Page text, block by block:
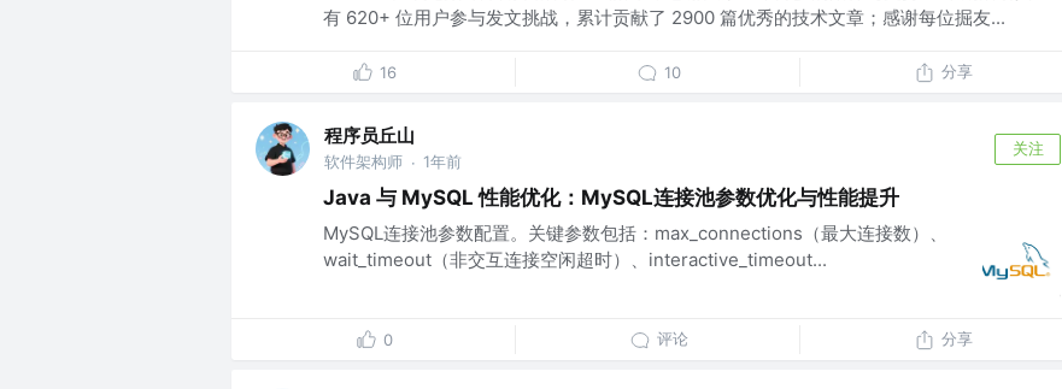
有 620+ 位用户参与发文挑战，累计贡献了 2900 篇优秀的技术文章；感谢每位掘友...
16 10 分享
程序员丘山
软件架构师 · 1年前
关注
Java 与 MySQL 性能优化：MySQL连接池参数优化与性能提升
MySQL连接池参数配置。关键参数包括：max_connections（最大连接数）、
wait_timeout（非交互连接空闲超时）、interactive_timeout...
0 评论 分享